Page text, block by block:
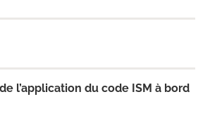
l’application du code ISM à bord